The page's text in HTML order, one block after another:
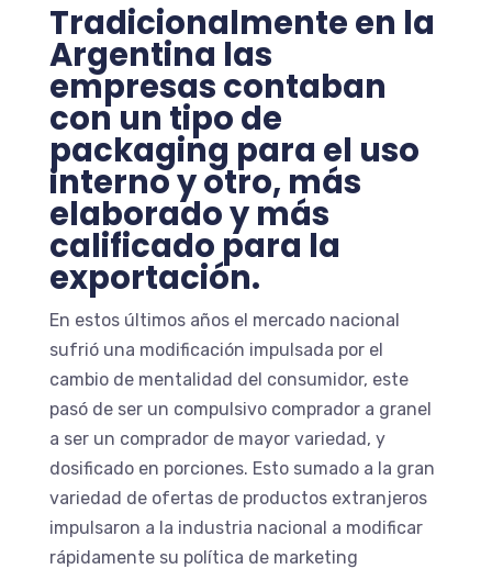
Tradicionalmente en la
Argentina las
empresas contaban
con un tipo de
packaging para el uso
interno y otro, más
elaborado y más
calificado para la
exportación.
En estos últimos años el mercado nacional
sufrió una modificación impulsada por el
cambio de mentalidad del consumidor, este
pasó de ser un compulsivo comprador a granel
a ser un comprador de mayor variedad, y
dosificado en porciones. Esto sumado a la gran
variedad de ofertas de productos extranjeros
impulsaron a la industria nacional a modificar
rápidamente su política de marketing